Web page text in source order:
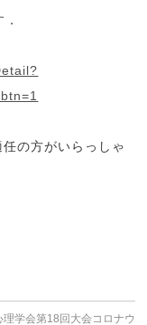
の方がいらっしゃ
理学会第18回大会コロナウ